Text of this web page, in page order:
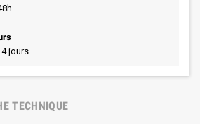
jours
TECHNIQUE